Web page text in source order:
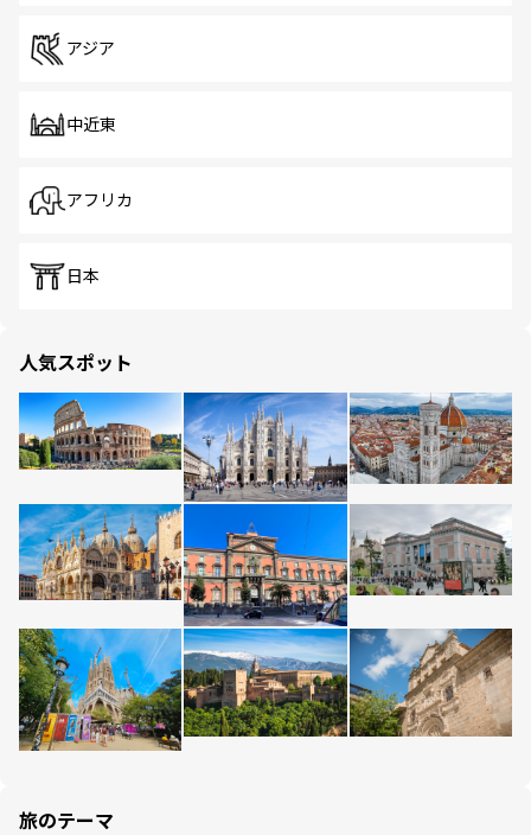
アジア
中近東
アフリカ
日本
人気スポット
旅のテーマ